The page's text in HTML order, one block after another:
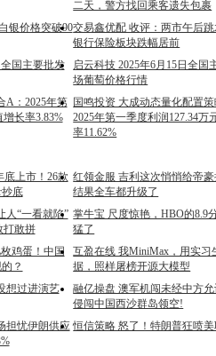
二天，警方找回乘客遗失包裹
银价格突破90交易鑫优配 收评：两市午后
银行保险板块跌幅居前
国主要批发
启云科技 2025年6月15日全国
场葡萄价格行情
A：2025年第
长率3.83%
国鸣投资 大成动态量化配置
2025年第一季度利润127.34万
率11.62%
底上市！26款
底
红领金服 吉利这次悄悄给帝
结果全车都升级了
人“一看就陷”
打敢拼
掌牛宝 尺度惊艳，HBO的8.9
猛了
鸡蛋！中国
？
互盈在线 我MiniMax，用实习
据，照样屠榜开源大模型
想过进演艺
融亿操盘 澳军机闯未经中方
侵闯中国西沙群岛领空!
担忧伊朗供应 恒信策略 怒了！特朗普狂喷